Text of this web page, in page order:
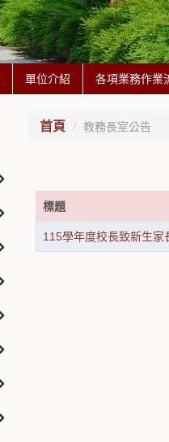
單位介紹 各項業務作業
首頁 教務長室公告
標題
115學年度校長致新生家